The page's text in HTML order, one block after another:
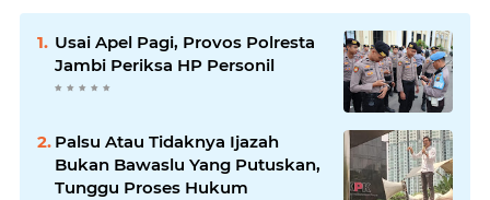
Usai Apel Pagi, Provos Polresta
Jambi Periksa HP Personil
Palsu Atau Tidaknya Ijazah
Bukan Bawaslu Yang Putuskan,
Tunggu Proses Hukum